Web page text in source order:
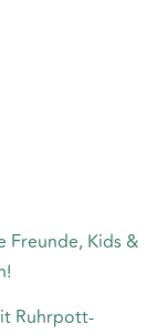
Freunde, Kids &
Ruhrpott-